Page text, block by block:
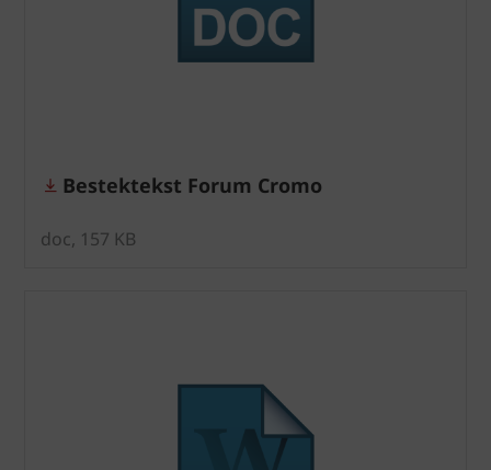
Bestektekst Forum Cromo
doc, 157 KB